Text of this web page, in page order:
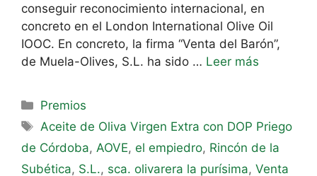
conseguir reconocimiento internacional, en
concreto en el London International Olive Oil
IOOC. En concreto, la firma “Venta del Barón”,
de Muela-Olives, S.L. ha sido … Leer más
Premios
Aceite de Oliva Virgen Extra con DOP Priego
de Córdoba, AOVE, el empiedro, Rincón de la
Subética, S.L., sca. olivarera la purísima, Venta